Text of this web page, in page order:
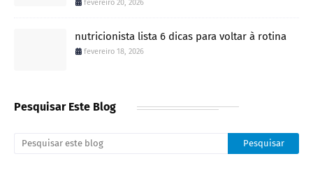
fevereiro 20, 2026
nutricionista lista 6 dicas para voltar à rotina
fevereiro 18, 2026
Pesquisar Este Blog